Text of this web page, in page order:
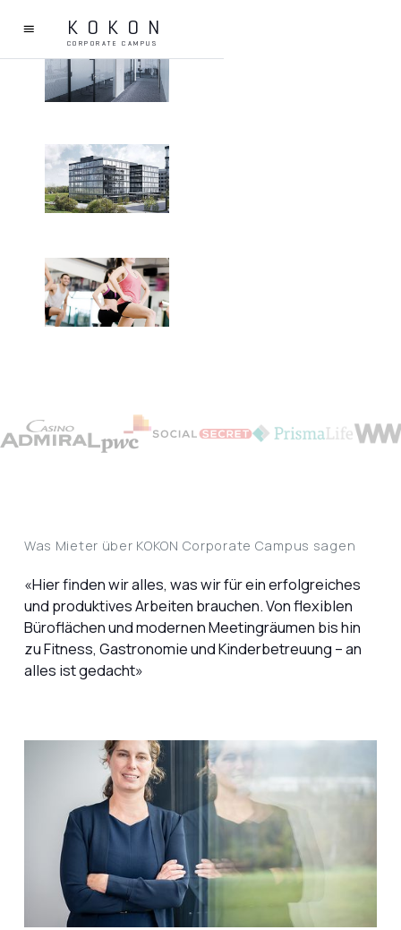
KOKON
CORPORATE CAMPUS
Was Mieter über KOKON Corporate Campus sagen
«Hier finden wir alles, was wir für ein erfolgreiches
und produktives Arbeiten brauchen. Von flexiblen
Büroflächen und modernen Meetingräumen bis hin
zu Fitness, Gastronomie und Kinderbetreuung – an
alles ist gedacht»